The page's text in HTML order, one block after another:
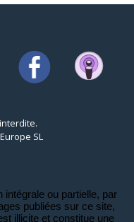
SL
intégrale ou partielle, par
publiées sur ce site,
illicite et constitue une